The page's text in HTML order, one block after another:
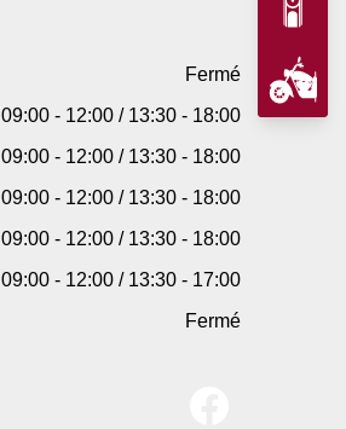
Fermé
09:00 - 12:00 / 13:30 - 18:00
09:00 - 12:00 / 13:30 - 18:00
09:00 - 12:00 / 13:30 - 18:00
09:00 - 12:00 / 13:30 - 18:00
09:00 - 12:00 / 13:30 - 17:00
Fermé